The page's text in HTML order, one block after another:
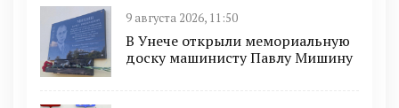
9 августа 2026, 11:50
В Унече открыли мемориальную
доску машинисту Павлу Мишину